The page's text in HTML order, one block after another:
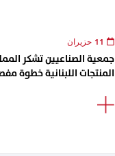
جمعية الصناعيين تشكر
المنتجات اللبنانية خطوة